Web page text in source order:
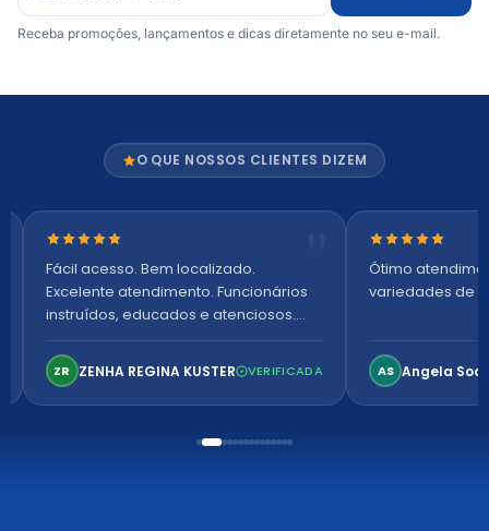
Receba promoções, lançamentos e dicas diretamente no seu e-mail.
O QUE NOSSOS CLIENTES DIZEM
Nota 5 de 5 estrelas
Fácil acesso. Bem localizado.
Excelente atendimento. Funcionários
instruídos, educados e atenciosos.
confortável. Perfeito!
ZR ZENHA REGINA KUSTER VERIFICADA
Nota 5 de 5
Ótimo
variedades de
AS Angela